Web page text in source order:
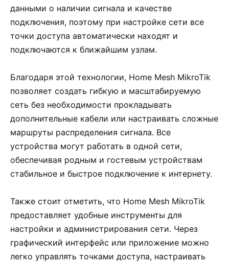
данными о наличии сигнала и качестве
подключения, поэтому при настройке сети все
точки доступа автоматически находят и
подключаются к ближайшим узлам.
Благодаря этой технологии, Home Mesh MikroTik
позволяет создать гибкую и масштабируемую
сеть без необходимости прокладывать
дополнительные кабели или настраивать сложные
маршруты распределения сигнала. Все
устройства могут работать в одной сети,
обеспечивая родным и гостевым устройствам
стабильное и быстрое подключение к интернету.
Также стоит отметить, что Home Mesh MikroTik
предоставляет удобные инструменты для
настройки и администрирования сети. Через
графический интерфейс или приложение можно
легко управлять точками доступа, настраивать